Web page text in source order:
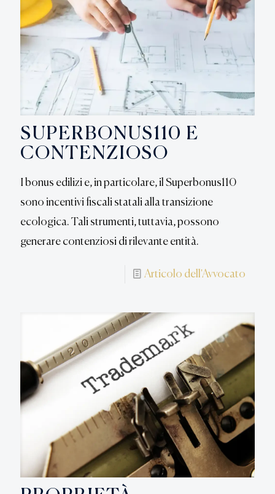
SUPERBONUS110 E
CONTENZIOSO
I bonus edilizi e, in particolare, il Superbonus110
sono incentivi fiscali statali alla transizione
ecologica. Tali strumenti, tuttavia, possono
generare contenziosi di rilevante entità.
Articolo dell'Avvocato